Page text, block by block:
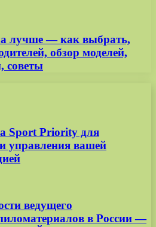
лучше — как выбрать,
обзор моделей,
советы
Sport Priority для
управления вашей
ведущего
в России —